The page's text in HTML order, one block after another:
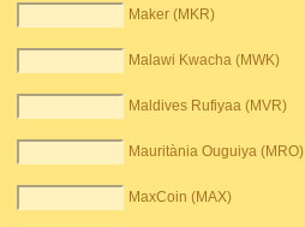
Maker (MKR)
Malawi Kwacha (MWK)
Maldives Rufiyaa (MVR)
Mauritània Ouguiya (MRO)
MaxCoin (MAX)